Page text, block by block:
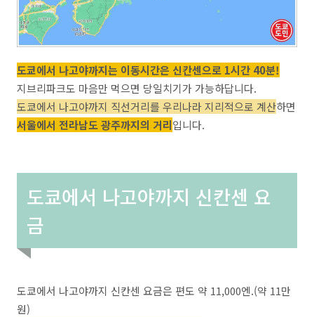
도쿄에서 나고야까지는 이동시간은 신칸센으로 1시간 40분!
지브리파크도 마음만 먹으면 당일치기가 가능하답니다.
도쿄에서 나고야까지 직선거리를 우리나라 지리적으로 계산하면
서울에서 전라남도 광주까지의 거리입니다.
도쿄에서 나고야까지 신칸센 요
금
도쿄에서 나고야까지 신칸센 요금은 편도 약 11,000엔.(약 11만
원)